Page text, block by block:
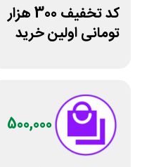
کد تخفیف 300 هزار
تومانی اولین خرید
500,000